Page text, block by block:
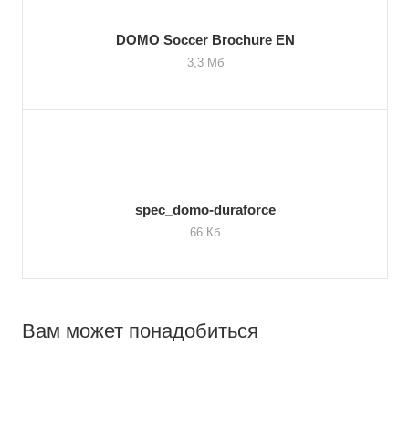
DOMO Soccer Brochure EN
3,3 Мб
spec_domo-duraforce
66 Кб
Вам может понадобиться